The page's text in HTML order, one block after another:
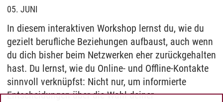
05. JUNI
In diesem interaktiven Workshop lernst du, wie du
gezielt berufliche Beziehungen aufbaust, auch wenn
du dich bisher beim Netzwerken eher zurückgehalten
hast. Du lernst, wie du Online- und Offline-Kontakte
sinnvoll verknüpfst: Nicht nur, um informierte
Entscheidungen über die Wahl deiner